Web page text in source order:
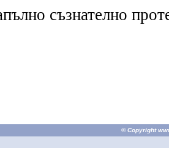
съзнателно
© Copyright